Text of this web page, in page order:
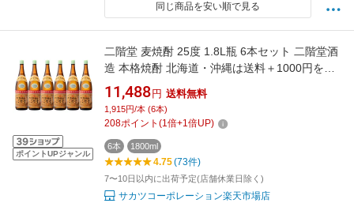
同じ商品を安い順で見る
ポイントUPジャンル
二階堂 麦焼酎 25度 1.8L瓶 6本セット 二階堂酒
造 本格焼酎 北海道・沖縄は送料＋1000円をご
注文処理時に加算
11,488 円 送料無料
1,915円/本 (6本)
208ポイント (1倍+1倍UP)
6本 1800ml
4.75(73件)
7〜10日以内に出荷予定(店舗休業日除く)
サカツコーポレーション楽天市場店